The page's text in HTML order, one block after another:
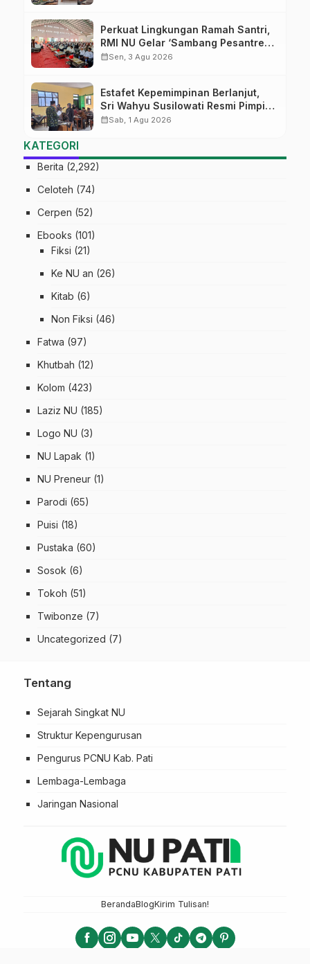
Perkuat Lingkungan Ramah Santri,
RMI NU Gelar ‘Sambang Pesantren’
di Pati
calendar_monthSen, 3 Agu 2026
Estafet Kepemimpinan Berlanjut,
Sri Wahyu Susilowati Resmi Pimpin
MTs Ma’arif Sapuran
calendar_monthSab, 1 Agu 2026
KATEGORI
Berita (2,292)
Celoteh (74)
Cerpen (52)
Ebooks (101)
Fiksi (21)
Ke NU an (26)
Kitab (6)
Non Fiksi (46)
Fatwa (97)
Khutbah (12)
Kolom (423)
Laziz NU (185)
Logo NU (3)
NU Lapak (1)
NU Preneur (1)
Parodi (65)
Puisi (18)
Pustaka (60)
Sosok (6)
Tokoh (51)
Twibonze (7)
Uncategorized (7)
Tentang
Sejarah Singkat NU
Struktur Kepengurusan
Pengurus PCNU Kab. Pati
Lembaga-Lembaga
Jaringan Nasional
BerandaBlogKirim Tulisan!